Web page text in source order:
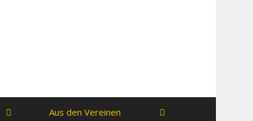
Aus den Vereinen